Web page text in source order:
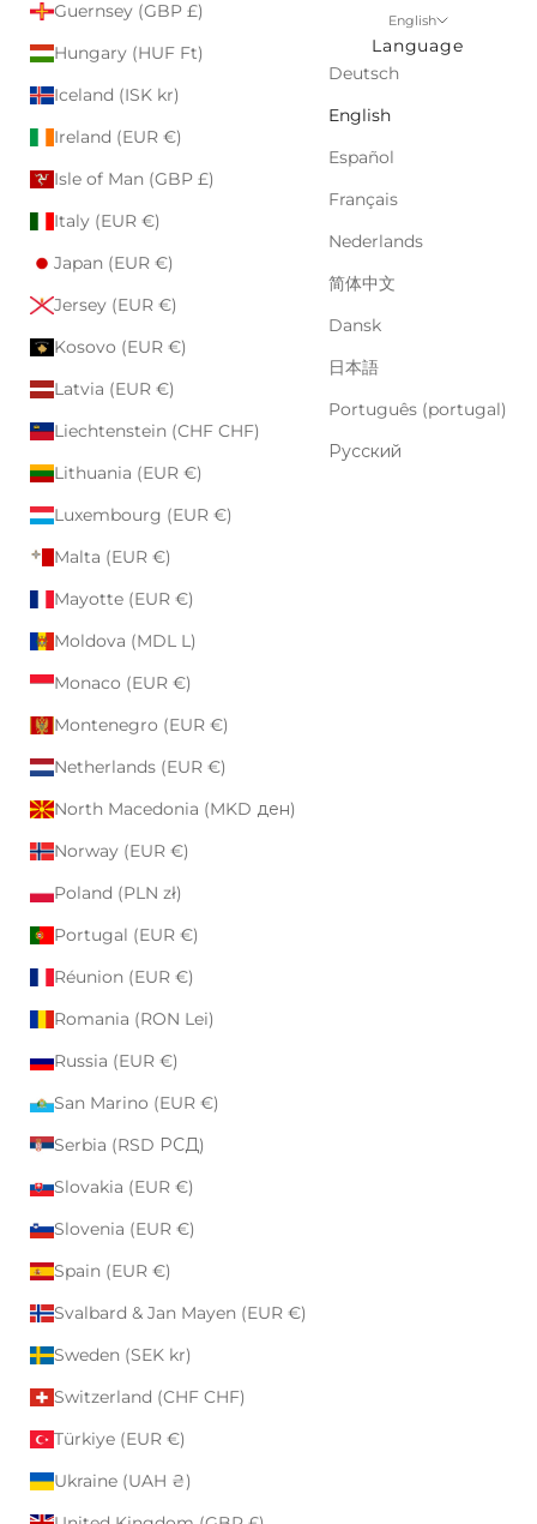
Guernsey (GBP £)
Hungary (HUF Ft)
Iceland (ISK kr)
Ireland (EUR €)
Isle of Man (GBP £)
Italy (EUR €)
Japan (EUR €)
Jersey (EUR €)
Kosovo (EUR €)
Latvia (EUR €)
Liechtenstein (CHF CHF)
Lithuania (EUR €)
Luxembourg (EUR €)
Malta (EUR €)
Mayotte (EUR €)
Moldova (MDL L)
Monaco (EUR €)
Montenegro (EUR €)
Netherlands (EUR €)
North Macedonia (MKD ден)
Norway (EUR €)
Poland (PLN zł)
Portugal (EUR €)
Réunion (EUR €)
Romania (RON Lei)
Russia (EUR €)
San Marino (EUR €)
Serbia (RSD РСД)
Slovakia (EUR €)
Slovenia (EUR €)
Spain (EUR €)
Svalbard & Jan Mayen (EUR €)
Sweden (SEK kr)
Switzerland (CHF CHF)
Türkiye (EUR €)
Ukraine (UAH ₴)
English
Language
Deutsch
English
Español
Français
Nederlands
简体中文
Dansk
日本語
Português (portugal)
Русский